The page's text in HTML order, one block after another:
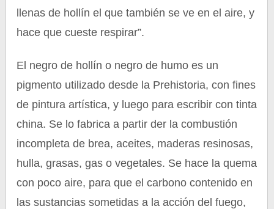
llenas de hollín el que también se ve en el aire, y
hace que cueste respirar”.
El negro de hollín o negro de humo es un
pigmento utilizado desde la Prehistoria, con fines
de pintura artística, y luego para escribir con tinta
china. Se lo fabrica a partir der la combustión
incompleta de brea, aceites, maderas resinosas,
hulla, grasas, gas o vegetales. Se hace la quema
con poco aire, para que el carbono contenido en
las sustancias sometidas a la acción del fuego,